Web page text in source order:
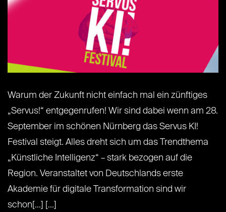
Warum der Zukunft nicht einfach mal ein zünftiges
„Servus!“ entgegenrufen! Wir sind dabei wenn am 28.
September im schönen Nürnberg das Servus KI!
Festival steigt. Alles dreht sich um das Trendthema
„Künstliche Intelligenz“ – stark bezogen auf die
Region. Veranstaltet von Deutschlands erste
Akademie für digitale Transformation sind wir
schon[...] [...]